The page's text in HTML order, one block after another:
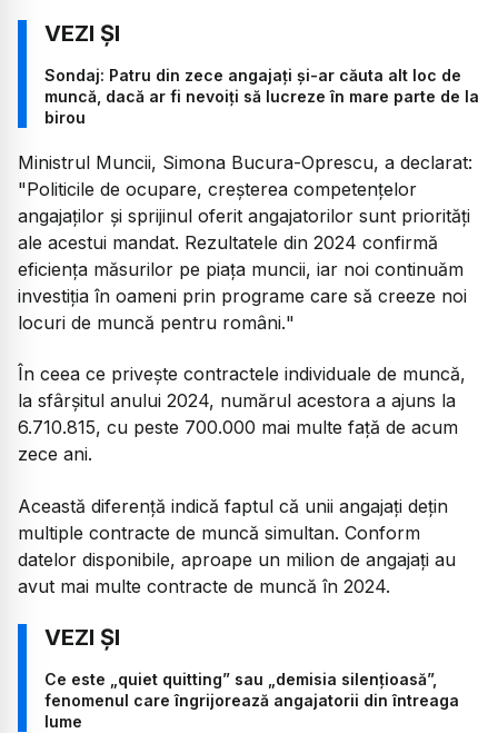
Sondaj: Patru din zece angajați și-ar căuta alt loc de
muncă, dacă ar fi nevoiți să lucreze în mare parte de la
birou
Ministrul Muncii, Simona Bucura-Oprescu, a declarat:
"Politicile de ocupare, creșterea competențelor
angajaților și sprijinul oferit angajatorilor sunt priorități
ale acestui mandat. Rezultatele din 2024 confirmă
eficiența măsurilor pe piața muncii, iar noi continuăm
investiția în oameni prin programe care să creeze noi
locuri de muncă pentru români."
În ceea ce privește contractele individuale de muncă,
la sfârșitul anului 2024, numărul acestora a ajuns la
6.710.815, cu peste 700.000 mai multe față de acum
zece ani.
Această diferență indică faptul că unii angajați dețin
multiple contracte de muncă simultan. Conform
datelor disponibile, aproape un milion de angajați au
avut mai multe contracte de muncă în 2024.
Ce este „quiet quitting” sau „demisia silențioasă”,
fenomenul care îngrijorează angajatorii din întreaga
lume